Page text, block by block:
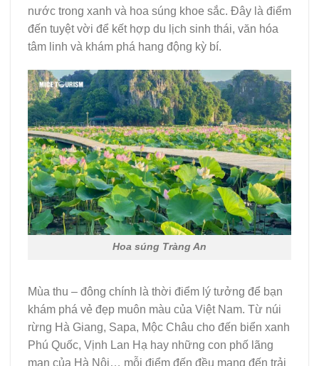
nước trong xanh và hoa súng khoe sắc. Đây là điểm
đến tuyệt vời để kết hợp du lịch sinh thái, văn hóa
tâm linh và khám phá hang động kỳ bí.
Hoa súng Tràng An
Mùa thu – đông chính là thời điểm lý tưởng để bạn
khám phá vẻ đẹp muôn màu của Việt Nam. Từ núi
rừng Hà Giang, Sapa, Mộc Châu cho đến biển xanh
Phú Quốc, Vịnh Lan Hạ hay những con phố lãng
mạn của Hà Nội… mỗi điểm đến đều mang đến trải